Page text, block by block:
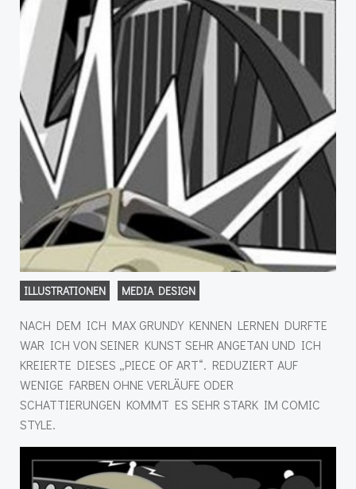
ILLUSTRATIONEN MEDIA DESIGN
NACH DEM ICH MAX GRUNDY KENNEN LERNEN DURFTE
WAR ICH VON SEINER KUNST SEHR ANGETAN UND ICH
KREIERTE DIESES „PIECE OF ART“. REDUZIERT AUF
WENIGE FARBEN OHNE VERLÄUFE ODER
SCHATTIERUNGEN KOMMT ES SEHR STARK IM COMIC
STYLE.